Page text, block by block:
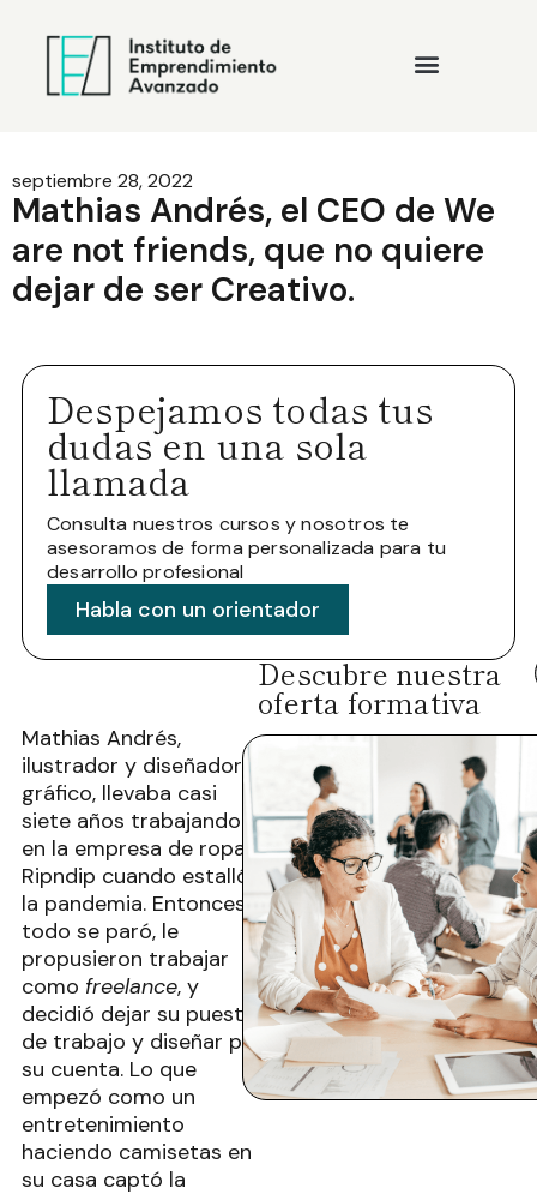
septiembre 28, 2022
Mathias Andrés, el CEO de We
are not friends, que no quiere
dejar de ser Creativo.
Despejamos todas tus
dudas en una sola
llamada
Consulta nuestros cursos y nosotros te
asesoramos de forma personalizada para tu
desarrollo profesional
Habla con un orientador
Mathias Andrés,
ilustrador y diseñador
gráfico, llevaba casi
siete años trabajando
en la empresa de ropa
Ripndip cuando estalló
la pandemia. Entonces,
todo se paró, le
propusieron trabajar
como freelance, y
decidió dejar su puesto
de trabajo y diseñar por
su cuenta. Lo que
empezó como un
entretenimiento
haciendo camisetas en
su casa captó la
Descubre nuestra
oferta formativa